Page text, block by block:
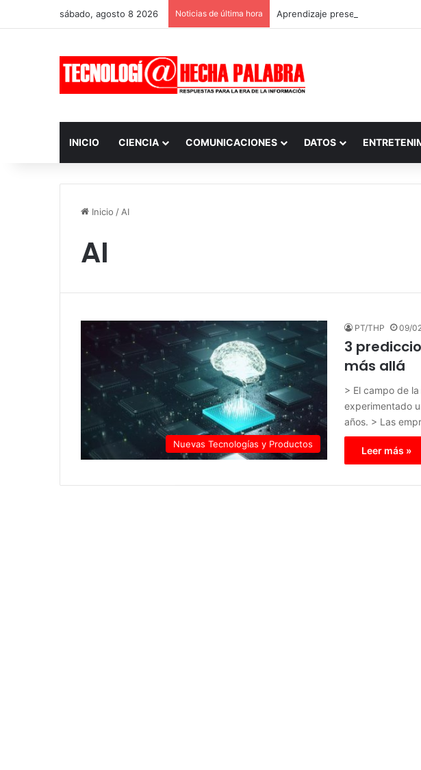
sábado, agosto 8 2026 Noticias de última hora Aprendizaje presencial vs. por
INICIO CIENCIA COMUNICACIONES DATOS
Inicio / AI
AI
Nuevas Tecnologías y Productos
PT/THP 09/
3
más allá
> El campo de
experimentado
años. > Las
Leer más »